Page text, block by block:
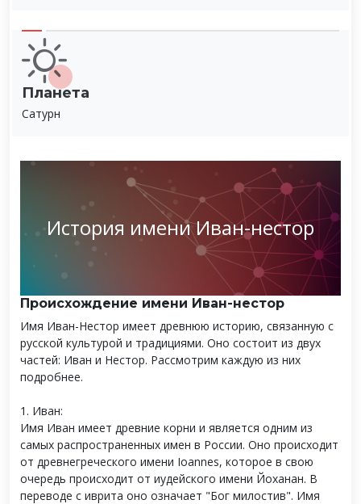
Планета
Сатурн
История имени Иван-нестор
Происхождение имени Иван-нестор
Имя Иван-Нестор имеет древнюю историю, связанную с
русской культурой и традициями. Оно состоит из двух
частей: Иван и Нестор. Рассмотрим каждую из них
подробнее.
1. Иван:
Имя Иван имеет древние корни и является одним из
самых распространенных имен в России. Оно происходит
от древнегреческого имени Ioannes, которое в свою
очередь происходит от иудейского имени Йоханан. В
переводе с иврита оно означает "Бог милостив". Имя